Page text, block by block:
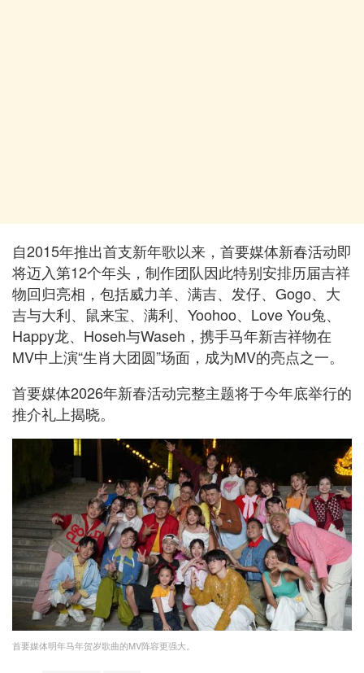
自2015年推出首支新年歌以来，首要媒体新春活动即
将迈入第12个年头，制作团队因此特别安排历届吉祥
物回归亮相，包括威力羊、满吉、发仔、Gogo、大
吉与大利、鼠来宝、满利、Yoohoo、Love You兔、
Happy龙、Hoseh与Waseh，携手马年新吉祥物在
MV中上演“生肖大团圆”场面，成为MV的亮点之一。
首要媒体2026年新春活动完整主题将于今年底举行的
推介礼上揭晓。
首要媒体明年马年贺岁歌曲的MV阵容更强大。